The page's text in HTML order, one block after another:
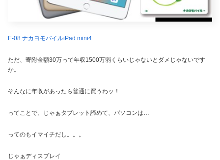
E-08 ナカヨモバイルiPad mini4
ただ、寄附金額30万って年収1500万弱くらいじゃないとダメじゃないです
か。
そんなに年収があったら普通に買うわッ！
ってことで、じゃぁタブレット諦めて、パソコンは…
ってのもイマイチだし。。。
じゃぁディスプレイ